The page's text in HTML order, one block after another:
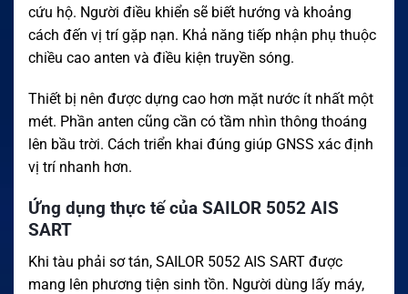
cứu hộ. Người điều khiển sẽ biết hướng và khoảng
cách đến vị trí gặp nạn. Khả năng tiếp nhận phụ thuộc
chiều cao anten và điều kiện truyền sóng.
Thiết bị nên được dựng cao hơn mặt nước ít nhất một
mét. Phần anten cũng cần có tầm nhìn thông thoáng
lên bầu trời. Cách triển khai đúng giúp GNSS xác định
vị trí nhanh hơn.
Ứng dụng thực tế của SAILOR 5052 AIS
SART
Khi tàu phải sơ tán, SAILOR 5052 AIS SART được
mang lên phương tiện sinh tồn. Người dùng lấy máy,